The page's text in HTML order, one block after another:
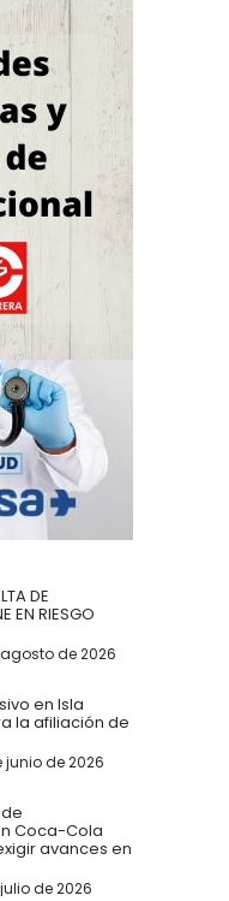
DE
EN RIESGO
de 2026
en Isla
la afiliación de
junio de 2026
Coca-Cola
avances en
de 2026